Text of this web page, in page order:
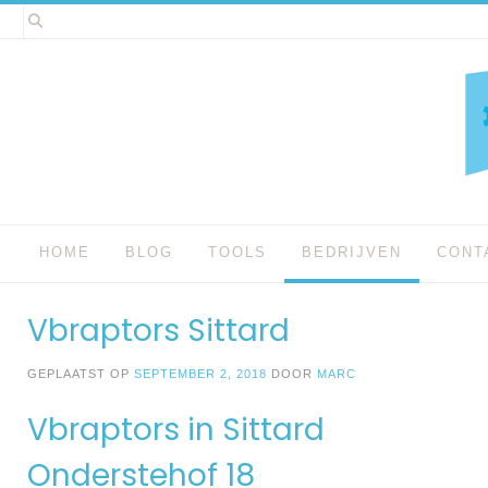
Spring
naar
HOME BLOG TOOLS BEDRIJVEN
Vbraptors Sittard
GEPLAATST OP SEPTEMBER 2, 2018 DOOR MARC
Vbraptors in Sittard
Onderstehof 18